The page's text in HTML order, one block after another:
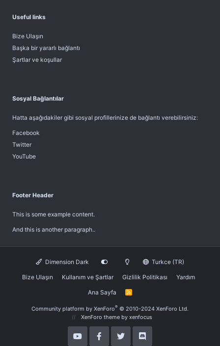
Useful links
Bize Ulaşın
Başka bir yararlı bağlantı
Şartlar ve koşullar
Sosyal Bağlantılar
Hatta aşağıdakiler gibi sosyal profillerinize de bağlantı verebilirsiniz:
Facebook
Twitter
YouTube
Footer Header
This is some example content.
And this is another paragraph..
Dimension Dark Turkce (TR)
Bize Ulaşın Kullanım ve Şartlar Gizlilik Politikası Yardım
Ana Sayfa
R
Community platform by XenForo® © 2010-2024 XenForo Ltd.
XenForo theme by xenfocus